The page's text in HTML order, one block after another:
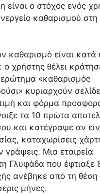
είναι ο στόχος ενός
καθαρισμού στη
καθαρισμό είναι κατά
χρήστης θέλει
ερώτημα «καθαρισμός
κυριαρχούν
και φόρμα
τα 10 πρώτα
και κατέγραψε αν
καταχωρίσεις
γράψεις. Μια εταιρεία
Γλυφάδα που έφτιαξε
ανέβηκε από τη θέση
μήνες.